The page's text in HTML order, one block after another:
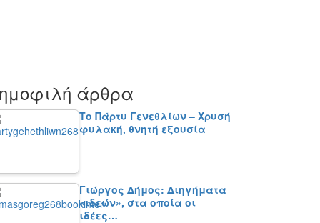
άρθρα
Το Πάρτυ Γενεθλίων – Χρυσή
φυλακή, θνητή εξουσία
Γιώργος Δήμος: Διηγήματα
«ιδεών», στα οποία οι
ιδέες…